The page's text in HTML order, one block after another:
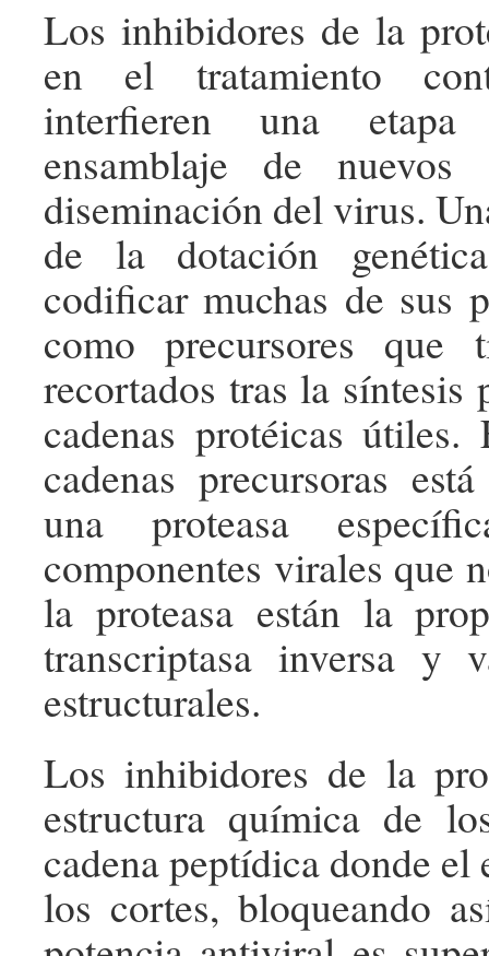
Los inhibidores de la
en el tratamiento
interfieren una
ensamblaje de
diseminación del virus.
de la dotación
codificar muchas de sus
como precursores que
recortados tras la síntesis
cadenas protéicas
cadenas precursoras
una proteasa
componentes virales que
la proteasa están la
transcriptasa inversa y
estructurales.
Los inhibidores de la
estructura química de
cadena peptídica donde el
los cortes, bloqueando